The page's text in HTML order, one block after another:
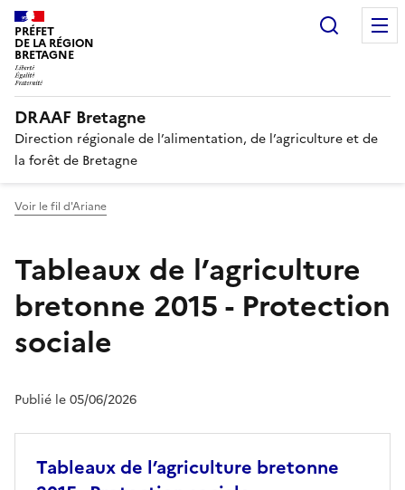
PRÉFET
DE LA RÉGION
BRETAGNE
DRAAF Bretagne
Direction régionale de l’alimentation, de l’agriculture et de
la forêt de Bretagne
Voir le fil d'Ariane
Tableaux de l’agriculture
bretonne 2015 - Protection
sociale
Publié le 05/06/2026
Tableaux de l’agriculture bretonne